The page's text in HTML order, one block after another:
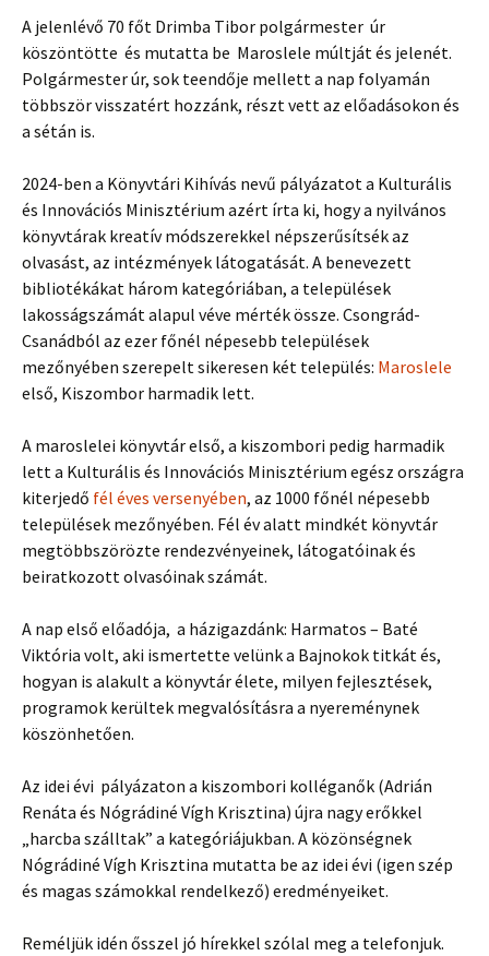
A jelenlévő 70 főt Drimba Tibor polgármester úr
köszöntötte és mutatta be Maroslele múltját és jelenét.
Polgármester úr, sok teendője mellett a nap folyamán
többször visszatért hozzánk, részt vett az előadásokon és
a sétán is.
2024-ben a Könyvtári Kihívás nevű pályázatot a Kulturális
és Innovációs Minisztérium azért írta ki, hogy a nyilvános
könyvtárak kreatív módszerekkel népszerűsítsék az
olvasást, az intézmények látogatását. A benevezett
bibliotékákat három kategóriában, a települések
lakosságszámát alapul véve mérték össze. Csongrád-
Csanádból az ezer főnél népesebb települések
mezőnyében szerepelt sikeresen két település: Maroslele
első, Kiszombor harmadik lett.
A maroslelei könyvtár első, a kiszombori pedig harmadik
lett a Kulturális és Innovációs Minisztérium egész országra
kiterjedő fél éves versenyében, az 1000 főnél népesebb
települések mezőnyében. Fél év alatt mindkét könyvtár
megtöbbszörözte rendezvényeinek, látogatóinak és
beiratkozott olvasóinak számát.
A nap első előadója, a házigazdánk: Harmatos – Baté
Viktória volt, aki ismertette velünk a Bajnokok titkát és,
hogyan is alakult a könyvtár élete, milyen fejlesztések,
programok kerültek megvalósításra a nyereménynek
köszönhetően.
Az idei évi pályázaton a kiszombori kolléganők (Adrián
Renáta és Nógrádiné Vígh Krisztina) újra nagy erőkkel
„harcba szálltak” a kategóriájukban. A közönségnek
Nógrádiné Vígh Krisztina mutatta be az idei évi (igen szép
és magas számokkal rendelkező) eredményeiket.
Reméljük idén ősszel jó hírekkel szólal meg a telefonjuk.